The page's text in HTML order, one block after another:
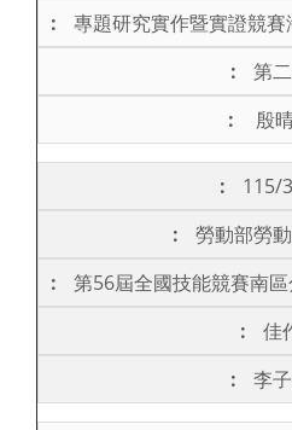
專題研究實作暨實證競
第
殷
115/
勞動部勞
第56屆全國技能競賽南
佳
李